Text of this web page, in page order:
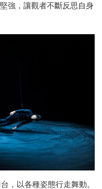
強，讓觀者不斷反思自身
，以各種姿態行走舞動。